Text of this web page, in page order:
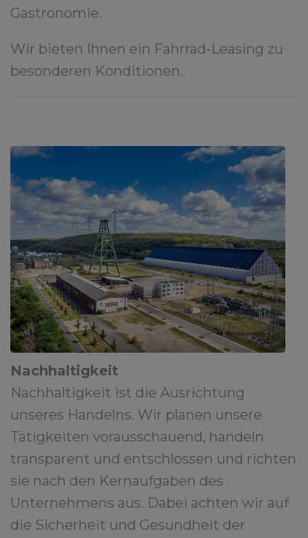
Gastronomie.
Wir bieten Ihnen ein Fahrrad-Leasing zu
besonderen Konditionen.
Nachhaltigkeit
Nachhaltigkeit ist die Ausrichtung
unseres Handelns. Wir planen unsere
Tätigkeiten vorausschauend, handeln
transparent und entschlossen und richten
sie nach den Kernaufgaben des
Unternehmens aus. Dabei achten wir auf
die Sicherheit und Gesundheit der